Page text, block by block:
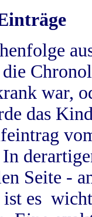
war,
das
Seite -
es